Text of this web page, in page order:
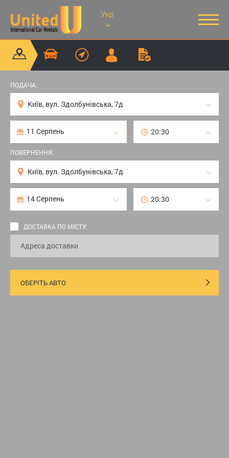
Укр
ПОДАЧА:
ПОВЕРНЕННЯ:
ДОСТАВКА ПО МІСТУ: